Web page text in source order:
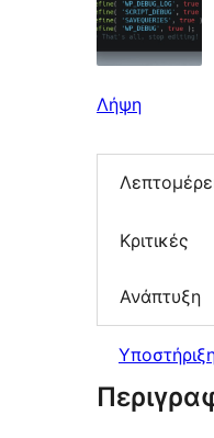
Λήψη
Κριτικές
Ανάπτυξη